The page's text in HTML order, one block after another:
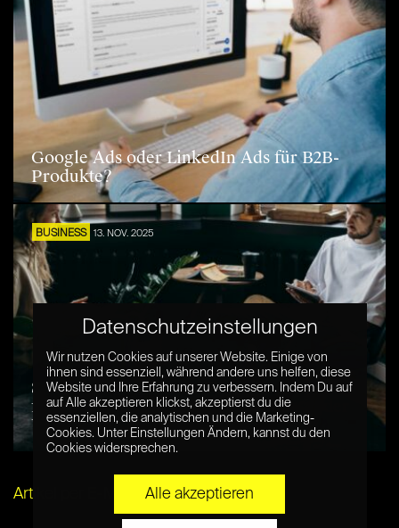
Google Ads oder LinkedIn Ads für B2B-
Produkte?
BUSINESS 13. NOV. 2025
So findet ihr die beste Recruiting-Software
für euer Unternehmen: 5 Optionen in der
Übersicht
Artikel per E-Mail verschicken
Datenschutzeinstellungen
Wir nutzen Cookies auf unserer Website. Einige von
ihnen sind essenziell, während andere uns helfen, diese
Website und Ihre Erfahrung zu verbessern. Indem Du auf
auf Alle akzeptieren klickst, akzeptierst du die
essenziellen, die analytischen und die Marketing-
Cookies. Unter Einstellungen Ändern, kannst du den
Cookies widersprechen.
Alle akzeptieren